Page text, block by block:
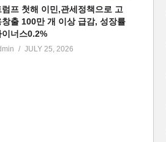
럼프 첫해 이민,관세정책으로 고
창출 100만 개 이상 급감, 성장률
이너스0.2%
JULY 25, 2026